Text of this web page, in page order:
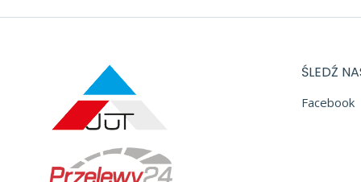
ŚLEDŹ
Facebook